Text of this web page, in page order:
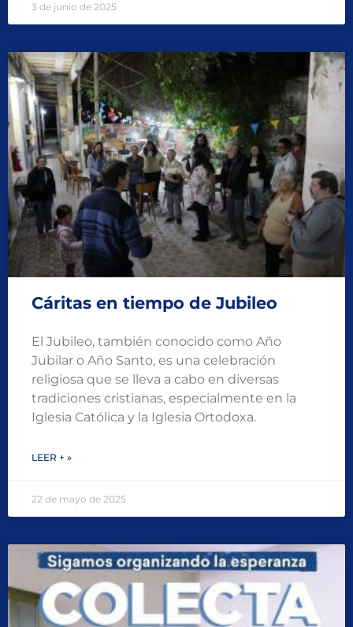
3 de junio de 2025
Cáritas en tiempo de Jubileo
El Jubileo, también conocido como Año
Jubilar o Año Santo, es una celebración
religiosa que se lleva a cabo en diversas
tradiciones cristianas, especialmente en la
Iglesia Católica y la Iglesia Ortodoxa.
LEER + »
22 de mayo de 2025